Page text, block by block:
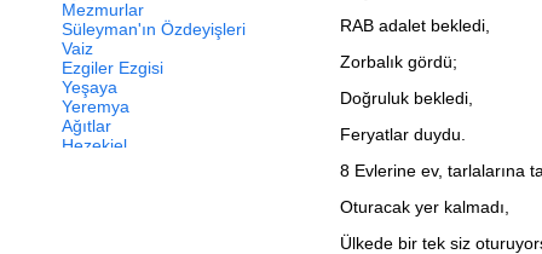
Mezmurlar
Süleyman'ın Özdeyişleri
Vaiz
Ezgiler Ezgisi
Yeşaya
Yeremya
Ağıtlar
Hezekiel
RAB adalet bekledi,
Zorbalık gördü;
Doğruluk bekledi,
Feryatlar duydu.
8 Evlerine ev, tarlalarına
Oturacak yer kalmadı,
Ülkede bir tek siz